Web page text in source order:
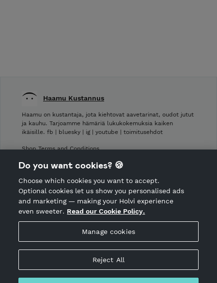
Hosted by Holvi
Holvi Payment Services Ltd is regulated by the Financial
© 2026 Holvi Payment Services Ltd.
Haamu Kustannus
Haamu on kustantaja, jota kiehtovat aavetarinat, oudot jutut
ja kauhu. Tarjoamme hämäriä lukukokemuksia kaiken
ikäisille. fb | bluesky | ig | youtube | toimitusehdot
Shop Terms and Conditions
Cancellation policy
CANCEL ORDER
Do you want cookies? 🍪
Choose which cookies you want to accept.
Optional cookies let us show you personalised ads
and marketing — making your Holvi experience
even sweeter. Read our Cookie Policy.
Manage cookies
Reject All